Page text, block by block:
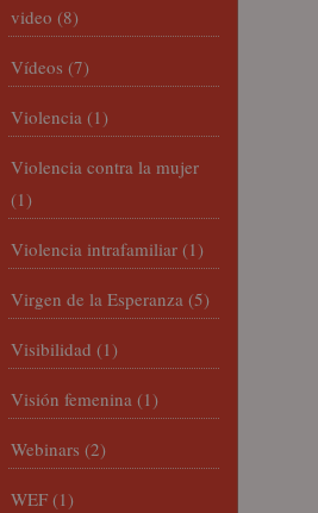
video (8)
Vídeos (7)
Violencia (1)
Violencia contra la mujer
(1)
Violencia intrafamiliar (1)
Virgen de la Esperanza (5)
Visibilidad (1)
Visión femenina (1)
Webinars (2)
WEF (1)